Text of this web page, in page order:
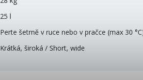
25 l
Perte šetrně v ruce nebo v pračce (max 30
Krátká, široká / Short, wide